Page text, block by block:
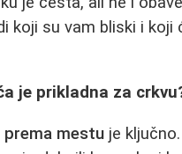
koji su vam bliski i koji
je prikladna za
prema mestu je